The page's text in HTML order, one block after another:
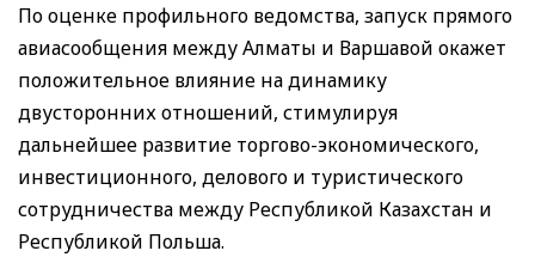
По оценке профильного ведомства, запуск прямого
авиасообщения между Алматы и Варшавой окажет
положительное влияние на динамику
двусторонних отношений, стимулируя
дальнейшее развитие торгово-экономического,
инвестиционного, делового и туристического
сотрудничества между Республикой Казахстан и
Республикой Польша.